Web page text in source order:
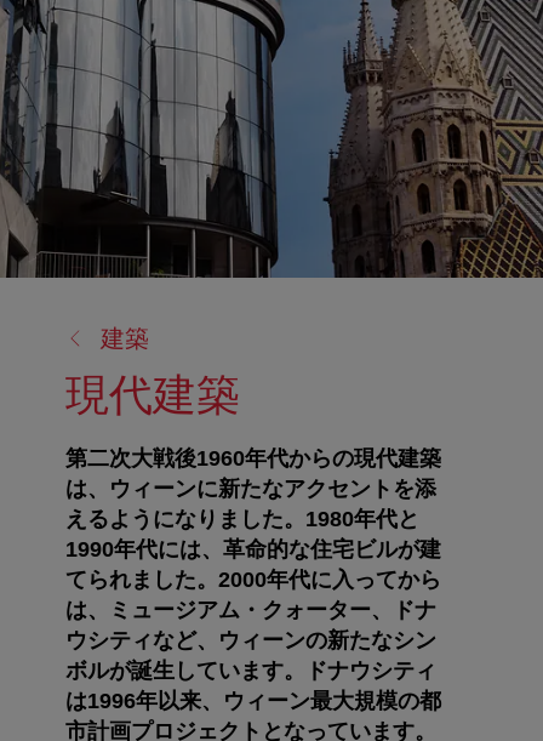
建築
現代建築
第二次大戦後1960年代からの現代建築
は、ウィーンに新たなアクセントを添
えるようになりました。1980年代と
1990年代には、革命的な住宅ビルが建
てられました。2000年代に入ってから
は、ミュージアム・クォーター、ドナ
ウシティなど、ウィーンの新たなシン
ボルが誕生しています。ドナウシティ
は1996年以来、ウィーン最大規模の都
市計画プロジェクトとなっています。